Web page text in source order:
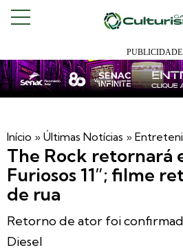
Início » Últimas Notícias »
The Rock retornará
Furiosos 11”; filme
de rua
Retorno de ator foi
Diesel